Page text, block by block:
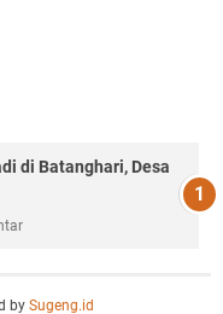
di Batanghari, Desa
by Sugeng.id